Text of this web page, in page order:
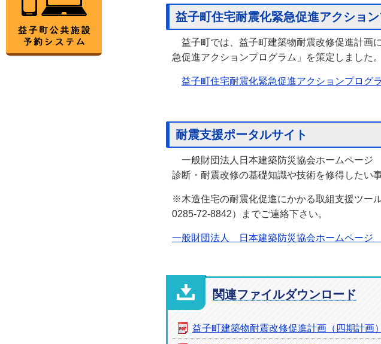
益子町住宅耐震化緊急促進アクショ
益子町では、益子町建築物耐震改修促進計画
急促進アクションプログラム」を策定しました。
益子町住宅耐震化緊急促進アクションプログ
耐震支援ポータルサイト
一般財団法人日本建築防災協会ホームページ
診断・耐震改修の基礎知識や技術を修得したい
※木造住宅の耐震化促進にかかる取組支援ツー
0285-72-8842）までご連絡下さい。
一般財団法人 日本建築防災協会ホームページ
関連ファイルダウンロード
益子町建築物耐震改修促進計画（四期計画）